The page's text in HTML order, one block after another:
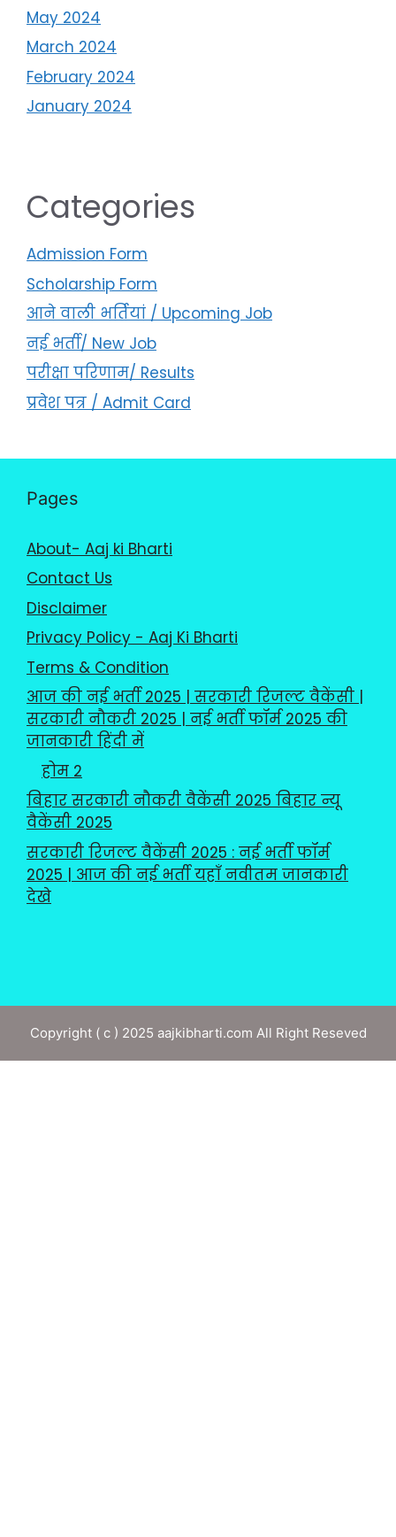
May 2024
March 2024
February 2024
January 2024
Categories
Admission Form
Scholarship Form
आने वाली भर्तियां / Upcoming Job
नई भर्ती/ New Job
परीक्षा परिणाम/ Results
प्रवेश पत्र / Admit Card
Pages
About- Aaj ki Bharti
Contact Us
Disclaimer
Privacy Policy - Aaj Ki Bharti
Terms & Condition
आज की नई भर्ती 2025 | सरकारी रिजल्ट वैकेंसी |
सरकारी नौकरी 2025 | नई भर्ती फॉर्म 2025 की
जानकारी हिंदी में
होम 2
बिहार सरकारी नौकरी वैकेंसी 2025 बिहार न्यू
वैकेंसी 2025
सरकारी रिजल्ट वैकेंसी 2025 : नई भर्ती फॉर्म
2025 | आज की नई भर्ती यहाँ नवीतम जानकारी
देखे
Copyright ( c ) 2025 aajkibharti.com All Right Reseved